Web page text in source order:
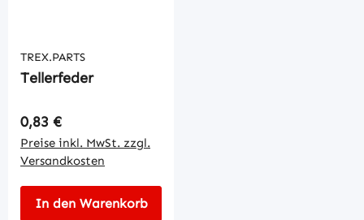
TREX.PARTS
Tellerfeder
Regulärer Preis:
0,83 €
Preise inkl. MwSt. zzgl.
Versandkosten
In den Warenkorb